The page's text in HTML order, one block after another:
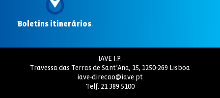
Boletins itinerários.
IAVE I.P.
Travessa das Terras de Sant’Ana, 15, 1250-269 Lisboa
iave-direcao@iave.pt
Telf. 21 389 5100